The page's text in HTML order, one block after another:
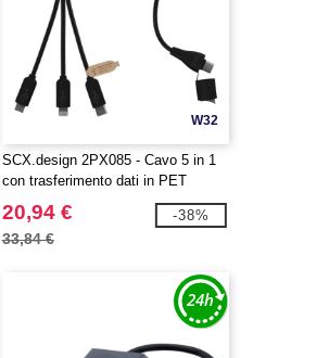
W32
SCX.design 2PX085 - Cavo 5 in 1
con trasferimento dati in PET
riciclato SCX.design C45
20,94 €
33,84 €
-38%